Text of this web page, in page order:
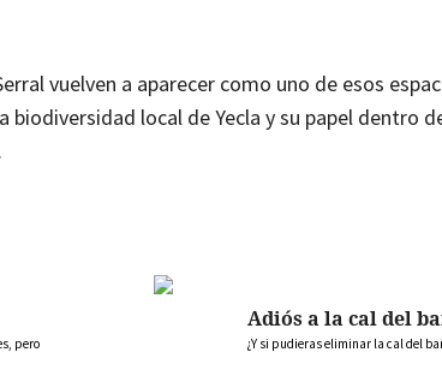
vuelven a aparecer como uno de esos
biodiversidad local de Yecla y su papel dentro
pero
Adiós a la cal del
¿Y si pudieras eliminar la cal del